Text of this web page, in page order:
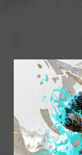
r
d
E
d